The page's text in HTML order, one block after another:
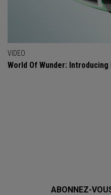
VIDEO
World Of Wunder: Introducing
ABONNEZ-